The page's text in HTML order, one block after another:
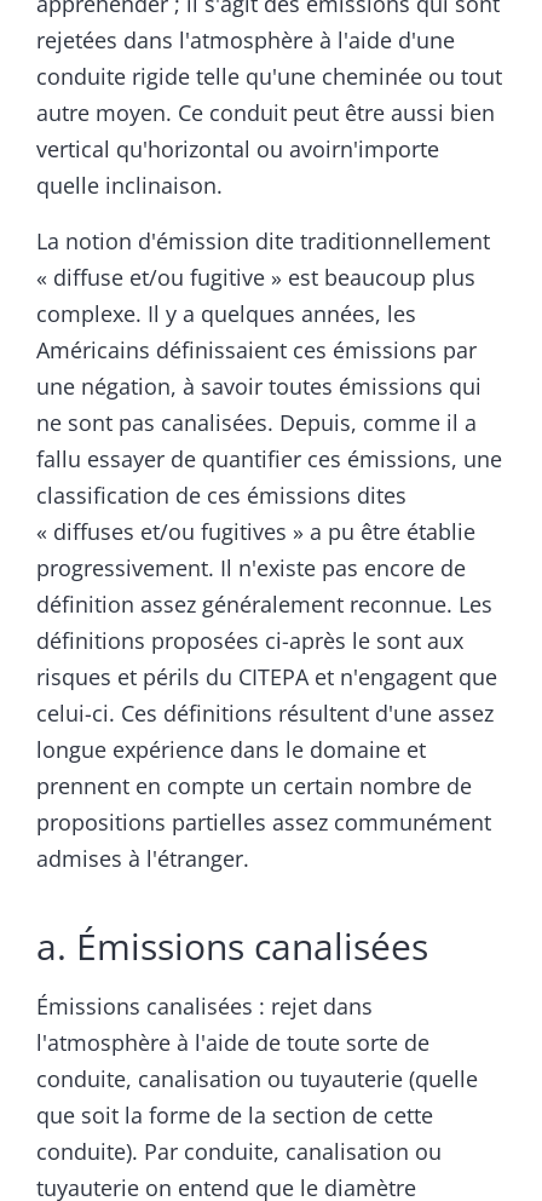
rejetées dans l'atmosphère à l'aide d'une
conduite rigide telle qu'une cheminée ou tout
autre moyen. Ce conduit peut être aussi bien
vertical qu'horizontal ou avoirn'importe
quelle inclinaison.
La notion d'émission dite traditionnellement
« diffuse et/ou fugitive » est beaucoup plus
complexe. Il y a quelques années, les
Américains définissaient ces émissions par
une négation, à savoir toutes émissions qui
ne sont pas canalisées. Depuis, comme il a
fallu essayer de quantifier ces émissions, une
classification de ces émissions dites
« diffuses et/ou fugitives » a pu être établie
progressivement. Il n'existe pas encore de
définition assez généralement reconnue. Les
définitions proposées ci-après le sont aux
risques et périls du CITEPA et n'engagent que
celui-ci. Ces définitions résultent d'une assez
longue expérience dans le domaine et
prennent en compte un certain nombre de
propositions partielles assez communément
admises à l'étranger.
a. Émissions canalisées
Émissions canalisées : rejet dans
l'atmosphère à l'aide de toute sorte de
conduite, canalisation ou tuyauterie (quelle
que soit la forme de la section de cette
conduite). Par conduite, canalisation ou
tuyauterie on entend que le diamètre